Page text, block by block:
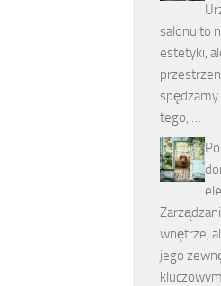
salonu to
estetyki,
spędzamy
tego, …
wnętrze,
jego